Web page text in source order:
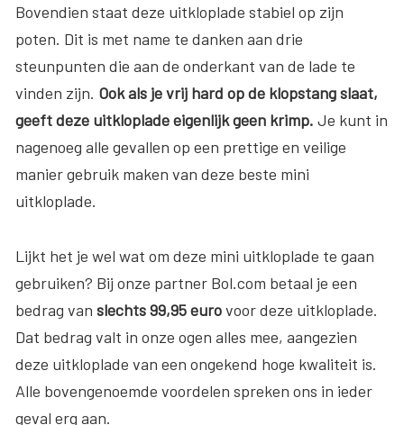
Bovendien staat deze uitkloplade stabiel op zijn
poten. Dit is met name te danken aan drie
steunpunten die aan de onderkant van de lade te
vinden zijn. Ook als je vrij hard op de klopstang slaat,
geeft deze uitkloplade eigenlijk geen krimp. Je kunt in
nagenoeg alle gevallen op een prettige en veilige
manier gebruik maken van deze beste mini
uitkloplade.
Lijkt het je wel wat om deze mini uitkloplade te gaan
gebruiken? Bij onze partner Bol.com betaal je een
bedrag van slechts 99,95 eurovoor deze uitkloplade.
Dat bedrag valt in onze ogen alles mee, aangezien
deze uitkloplade van een ongekend hoge kwaliteit is.
Alle bovengenoemde voordelen spreken ons in ieder
geval erg aan.